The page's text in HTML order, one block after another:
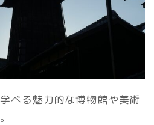
べる魅力的な博物館や美術